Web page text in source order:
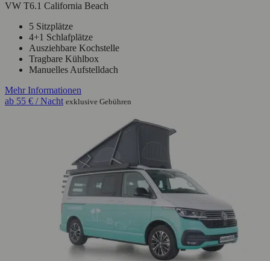
VW T6.1 California Beach
5 Sitzplätze
4+1 Schlafplätze
Ausziehbare Kochstelle
Tragbare Kühlbox
Manuelles Aufstelldach
Mehr Informationen
ab 55 € / Nacht exklusive Gebühren